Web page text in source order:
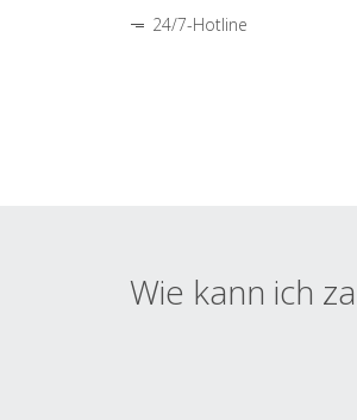
24/7-Hotline
Wie kann ich